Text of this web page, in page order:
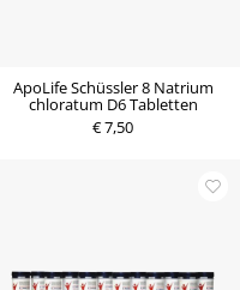
ApoLife Schüssler 8 Natrium
chloratum D6 Tabletten
€ 7,50